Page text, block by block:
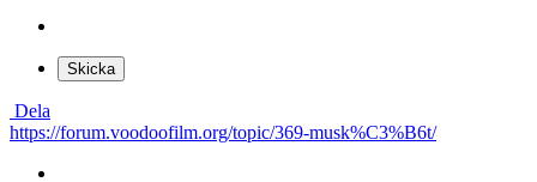
Skicka
Dela
https://forum.voodoofilm.org/topic/369-musk%C3%B6t/